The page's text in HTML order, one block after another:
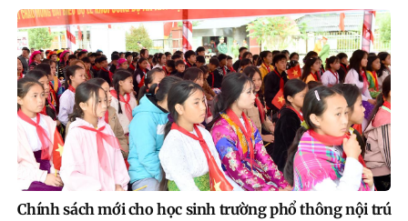
Chính sách mới cho học sinh trường phổ thông nội trú